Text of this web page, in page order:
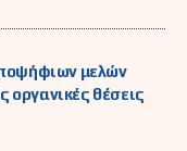
μελών
οργανικές θέσεις